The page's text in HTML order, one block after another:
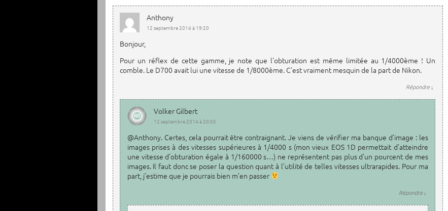
Anthony
12 septembre 2014 à 19:20
Bonjour,
Pour un réflex de cette gamme, je note que l’obturation est même limitée au 1/4000ème ! Un
comble. Le D700 avait lui une vitesse de 1/8000ème. C’est vraiment mesquin de la part de Nikon.
Répondre↓
Volker Gilbert
12 septembre 2014 à 20:05
@Anthony. Certes, cela pourrait être contraignant. Je viens de vérifier ma banque d’image : les
images prises à des vitesses supérieures à 1/4000 s (mon vieux EOS 1D permettait d’atteindre
une vitesse d’obturation égale à 1/160000 s…) ne représentent pas plus d’un pourcent de mes
images. Il faut donc se poser la question quant à l’utilité de telles vitesses ultrarapides. Pour ma
part, j’estime que je pourrais bien m’en passer
Répondre↓